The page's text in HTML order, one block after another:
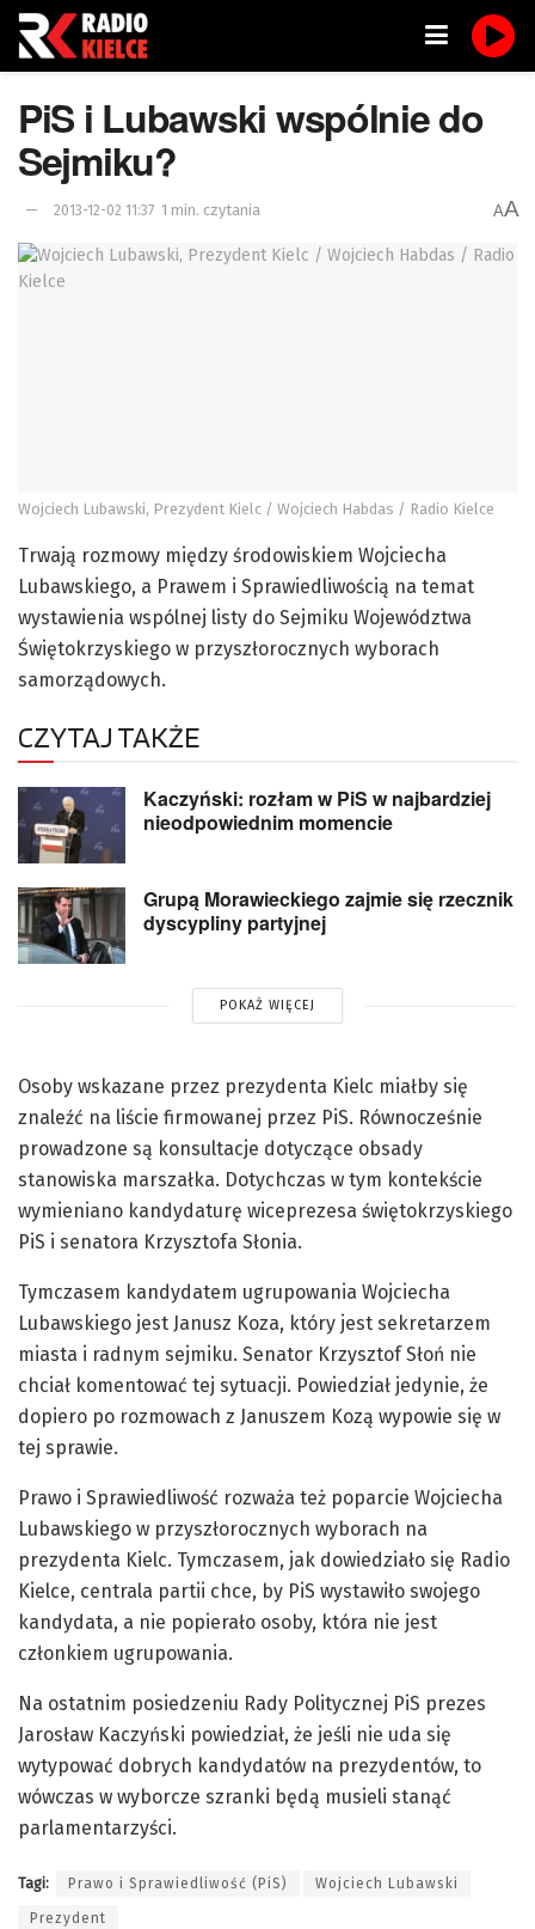
PiS i Lubawski wspólnie do
Sejmiku?
2013-12-02 11:37 1 min. czytania AA
Wojciech Lubawski, Prezydent Kielc / Wojciech Habdas / Radio Kielce
Trwają rozmowy między środowiskiem Wojciecha
Lubawskiego, a Prawem i Sprawiedliwością na temat
wystawienia wspólnej listy do Sejmiku Województwa
Świętokrzyskiego w przyszłorocznych wyborach
samorządowych.
CZYTAJ TAKŻE
Kaczyński: rozłam w PiS w najbardziej
nieodpowiednim momencie
Grupą Morawieckiego zajmie się rzecznik
dyscypliny partyjnej
POKAŻ WIĘCEJ
Osoby wskazane przez prezydenta Kielc miałby się
znaleźć na liście firmowanej przez PiS. Równocześnie
prowadzone są konsultacje dotyczące obsady
stanowiska marszałka. Dotychczas w tym kontekście
wymieniano kandydaturę wiceprezesa świętokrzyskiego
PiS i senatora Krzysztofa Słonia.
Tymczasem kandydatem ugrupowania Wojciecha
Lubawskiego jest Janusz Koza, który jest sekretarzem
miasta i radnym sejmiku. Senator Krzysztof Słoń nie
chciał komentować tej sytuacji. Powiedział jedynie, że
dopiero po rozmowach z Januszem Kozą wypowie się w
tej sprawie.
Prawo i Sprawiedliwość rozważa też poparcie Wojciecha
Lubawskiego w przyszłorocznych wyborach na
prezydenta Kielc. Tymczasem, jak dowiedziało się Radio
Kielce, centrala partii chce, by PiS wystawiło swojego
kandydata, a nie popierało osoby, która nie jest
członkiem ugrupowania.
Na ostatnim posiedzeniu Rady Politycznej PiS prezes
Jarosław Kaczyński powiedział, że jeśli nie uda się
wytypować dobrych kandydatów na prezydentów, to
wówczas w wyborcze szranki będą musieli stanąć
parlamentarzyści.
Tagi: Prawo i Sprawiedliwość (PiS) Wojciech Lubawski
Prezydent